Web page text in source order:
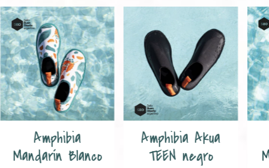
Amphibia
Mandarín Blanco
Amphibia Akua
TEEN negro